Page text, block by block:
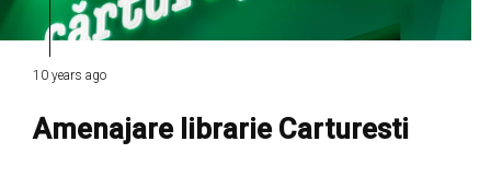
10 years ago
Amenajare librarie Carturesti